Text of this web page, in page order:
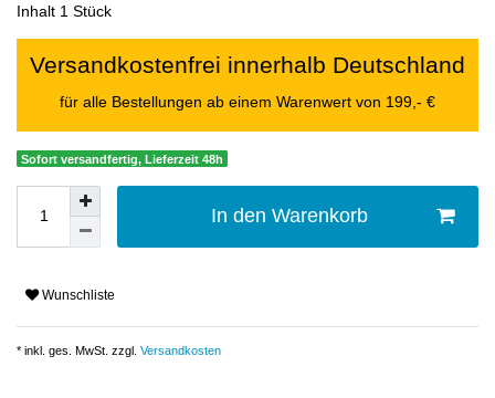
Inhalt 1 Stück
Versandkostenfrei innerhalb Deutschland
für alle Bestellungen ab einem Warenwert von 199,- €
Sofort versandfertig, Lieferzeit 48h
In den Warenkorb
Wunschliste
* inkl. ges. MwSt. zzgl. Versandkosten